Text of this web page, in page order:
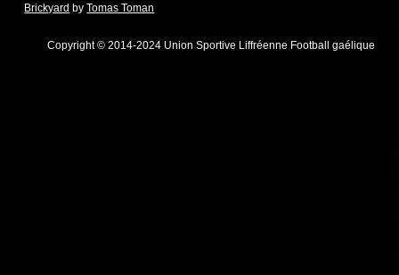
Brickyard byTomas Toman
Copyright © 2014-2024 Union Sportive Liffréenne Football gaélique